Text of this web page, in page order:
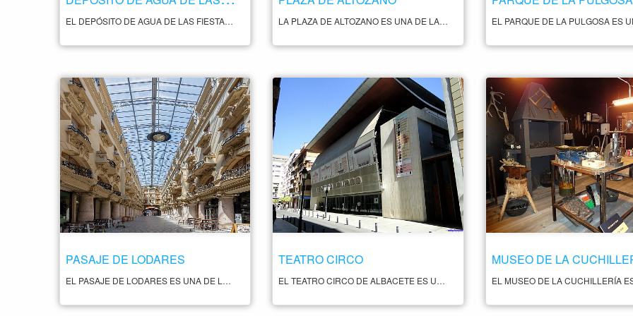
EL DEPÓSITO DE AGUA DE LAS FIESTAS DEL ÁRBOL ES UN MONUMENTO HISTÓRICO SITUADO EN EL PARQUE DE LA FIESTA DEL ÁRBOL DE ALBACETE. EL MONUMENTO SE CONSTRUYÓ EN 1907 CON MOTIVO DE LA CELEBRACIÓN DE LAS FIESTAS DEL ÁRBOL, UNA INICIATIVA DE LA INSTITUCIÓN LIBRE DE ENSEÑANZA PARA FOMENTAR LA EDUCACIÓN Y LA CONCIENCIA ECOLÓGICA ENTRE LA POBLACIÓN. EL DEPÓSITO DE AGUA DE LAS FIESTAS DEL ÁRBOL ES UN EDIFICIO DE ESTILO MODERNISTA, DISEÑADO POR EL ARQUITECTO JULIO CARRILERO Y CONSTRUIDO CON LADRILLO VISTO Y CERÁMICA VIDRIADA. EL MONUMENTO SE COMPONE DE UNA TORRE DE AGUA CON UNA ALTURA DE 28 METROS, QUE SERVÍA PARA ALMACENAR Y SUMINISTRAR AGUA PARA EL RIEGO DE LAS ZONAS VERDES DEL PARQUE Y DE LA CIUDAD. COMO CURIOSIDAD AÑADIR QUE ESTE DEPÓSITO ES LA CONSTRUCCIÓN MÁS ALTA DE LA COMUNIDAD AUTÓNOMA DE CASTILLA LA MANCHA. LA PLAZA DE ALTOZANO ES UNA DE LAS PLAZAS MÁS IMPORTANTES DE LA CIUDAD DE ALBACETE, UBICADA EN PLENO CENTRO HISTÓRICO Y COMERCIAL DE LA CIUDAD. ESTA PLAZA ES UNO DE LOS PUNTOS DE ENCUENTRO MÁS CONCURRIDOS Y ANIMADOS DE LA CIUDAD, DONDE SE PUEDE DISFRUTAR DE LA VIDA URBANA Y LA ACTIVIDAD COMERCIAL DE ALBACETE. LA PLAZA DE ALTOZANO ES UN ESPACIO AMPLIO Y DIÁFANO, RODEADO DE EDIFICIOS HISTÓRICOS Y MODERNOS. EN LA PLAZA SE PUEDEN ENCONTRAR DIFERENTES TERRAZAS DE BARES Y RESTAURANTES, DONDE SE PUEDE DISFRUTAR DE LA GASTRONOMÍA Y LA VIDA SOCIAL DE ALBACETE. ADEMÁS, LA PLAZA ES EL ESCENARIO DE DIFERENTES EVENTOS Y ACTIVIDADES CULTURALES Y FESTIVAS A LO LARGO DEL AÑO.
PASAJE DE LODARES
EL PASAJE DE LODARES ES UNA DE LAS JOYAS ARQUITECTÓNICAS DE ALBACETE. SE TRATA DE UNA GALERÍA COMERCIAL CONSTRUIDA EN 1925, UBICADA EN PLENO CENTRO HISTÓRICO DE LA CIUDAD, QUE FUE CONCEBIDA COMO UN ESPACIO DE OCIO Y COMERCIO QUE REUNIERA LAS MEJORES TIENDAS Y ESTABLECIMIENTOS DE LA ÉPOCA. EL PASAJE DE LODARES CUENTA CON UNA IMPRESIONANTE ARQUITECTURA DE ESTILO MODERNISTA, CON UNA CÚPULA DE VIDRIO Y HIERRO FORJADO QUE ILUMINA EL INTERIOR DE LA GALERÍA. EN SU INTERIOR SE PUEDEN ENCONTRAR TIENDAS Y COMERCIOS DE TODO TIPO, ASÍ COMO ALGUNOS BARES Y RESTAURANTES QUE OFRECEN UNA AMPLIA VARIEDAD DE PRODUCTOS Y SERVICIOS. ADEMÁS DE SU BELLEZA ARQUITECTÓNICA, EL PASAJE DE LODARES ES TAMBIÉN UN LUGAR CON GRAN IMPORTANCIA HISTÓRICA Y CULTURAL, YA QUE HA SIDO TESTIGO DE MUCHOS EVENTOS IMPORTANTES A LO LARGO DE LOS AÑOS.
TEATRO CIRCO
EL TEATRO CIRCO DE ALBACETE ES UNO DE LOS TEATROS MÁS EMBLEMÁTICOS Y ANTIGUOS DE ESPAÑA. FUE INAUGURADO EN 1887 Y ES UN EJEMPLO DE LA ARQUITECTURA MODERNISTA DE LA ÉPOCA. ESTÁ SITUADO EN PLENO CENTRO HISTÓRICO DE LA CIUDAD, EN LA PLAZA DEL ALTOZANO. EL EDIFICIO DEL TEATRO CIRCO ES UNA OBRA MAESTRA DEL ARQUITECTO DANIEL RUBIO SÁNCHEZ. EN SU INTERIOR SE PUEDE ADMIRAR UNA IMPRESIONANTE SALA DE ESPECTÁCULOS CON CAPACIDAD PARA 1100 PERSONAS, DECORADA CON PINTURAS MURALES Y UN TECHO PINTADO CON UN GRAN FRESCO. EL ESCENARIO DEL TEATRO CUENTA CON UN TELÓN DE BOCA Y UNA MAQUINARIA QUE PERMITE EL CAMBIO RÁPIDO DE DECORADOS. EN EL TEATRO CIRCO DE ALBACETE SE HAN CELEBRADO NUMEROSAS REPRESENTACIONES Y ACTUACIONES DE FAMOSOS ARTISTAS DE LA TALLA DE LA ACTRIZ SARAH BERNHARDT, EL TENOR ENRICO CARUSO O EL ILUSIONISTA HARRY HOUDINI. TAMBIÉN SE HAN REALIZADO ESTRENOS TEATRALES Y CINEMATOGRÁFICOS, ASÍ COMO IMPORTANTES EVENTOS CULTURALES Y SOCIALES. HOY EN DÍA, EL TEATRO CIRCO SIGUE SIENDO UN LUGAR DE REFERENCIA PARA LA CULTURA EN ALBACETE Y CUENTA CON UNA AMPLIA PROGRAMACIÓN DE ESPECTÁCULOS Y EVENTOS A LO LARGO DE TODO EL AÑO.
MUSEO DE LA